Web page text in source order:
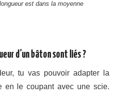
est dans la moyenne
d’un bâton sont liés ?
tu vas pouvoir adapter la
en le coupant avec une scie.